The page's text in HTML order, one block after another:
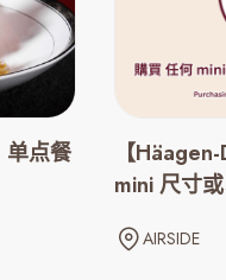
单点餐
【
mini 尺寸
AIRSIDE